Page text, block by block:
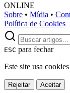
ONLINE
Sobre • Mídia •
Política de Cookies
ESC para fechar
Este site usa
Rejeitar Aceitar